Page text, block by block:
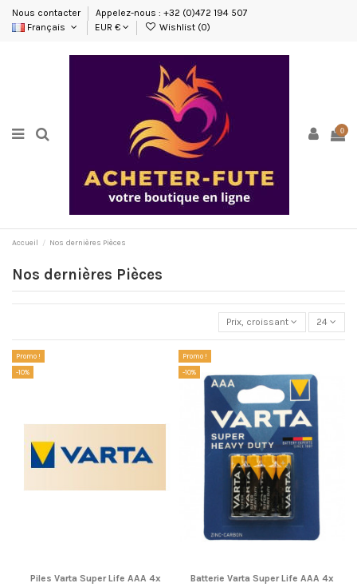
Nous contacter
Appelez-nous : +32 (0)472 194 507
Français
EUR € Wishlist (0)
0
Accueil Nos dernières Pièces
Nos dernières Pièces
Prix, croissant 24
Promo !
-10%
Piles Varta Super Life AAA 4x
Promo !
-10%
Batterie Varta Super Life AAA 4x